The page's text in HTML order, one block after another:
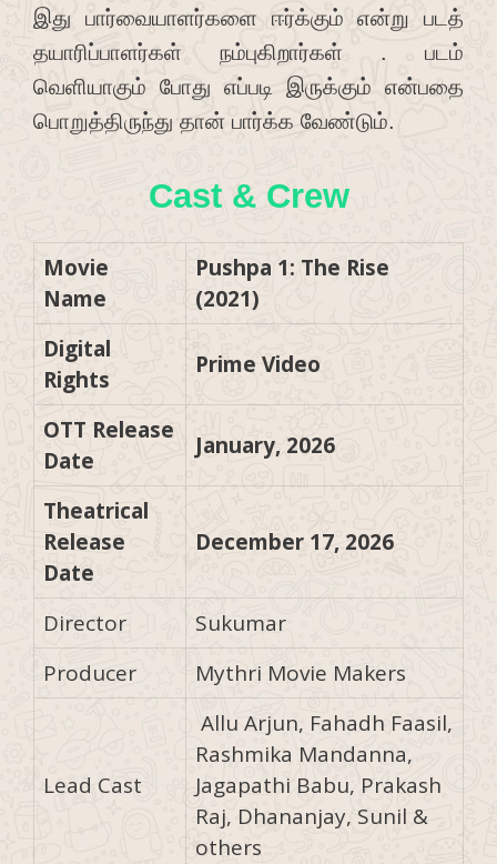
இது பார்வையாளர்களை ஈர்க்கும் என்று படத்
தயாரிப்பாளர்கள் நம்புகிறார்கள் . படம்
வெளியாகும் போது எப்படி இருக்கும் என்பதை
பொறுத்திருந்து தான் பார்க்க வேண்டும்.
Cast & Crew
Movie
Name
Pushpa 1: The Rise
(2021)
Digital
Rights
Prime Video
OTT Release
Date
January, 2026
Theatrical
Release
Date
December 17, 2026
Director
Sukumar
Producer
Mythri Movie Makers
Lead Cast
Allu Arjun, Fahadh Faasil,
Rashmika Mandanna,
Jagapathi Babu, Prakash
Raj, Dhananjay, Sunil &
others